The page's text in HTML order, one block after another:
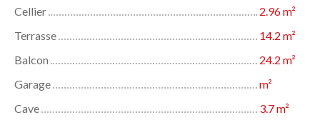
Cellier
2.96 m²
Terrasse
14.2 m²
Balcon
24.2 m²
Garage
m²
Cave
3.7 m²